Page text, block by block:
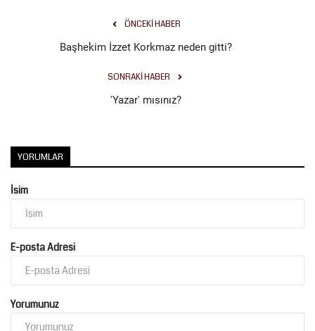
ÖNCEKI HABER
Başhekim İzzet Korkmaz neden gitti?
SONRAKI HABER
'Yazar' mısınız?
YORUMLAR
İsim
E-posta Adresi
Yorumunuz